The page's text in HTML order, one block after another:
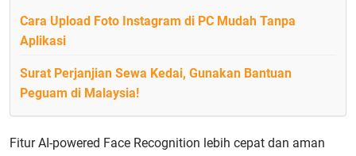
Cara Upload Foto Instagram di PC Mudah Tanpa
Aplikasi
Surat Perjanjian Sewa Kedai, Gunakan Bantuan
Peguam di Malaysia!
Fitur AI-powered Face Recognition lebih cepat dan aman